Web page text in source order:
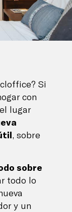
Si
con
lugar
, sobre
sobre
todo lo
y un